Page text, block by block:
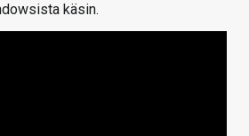
käsin.